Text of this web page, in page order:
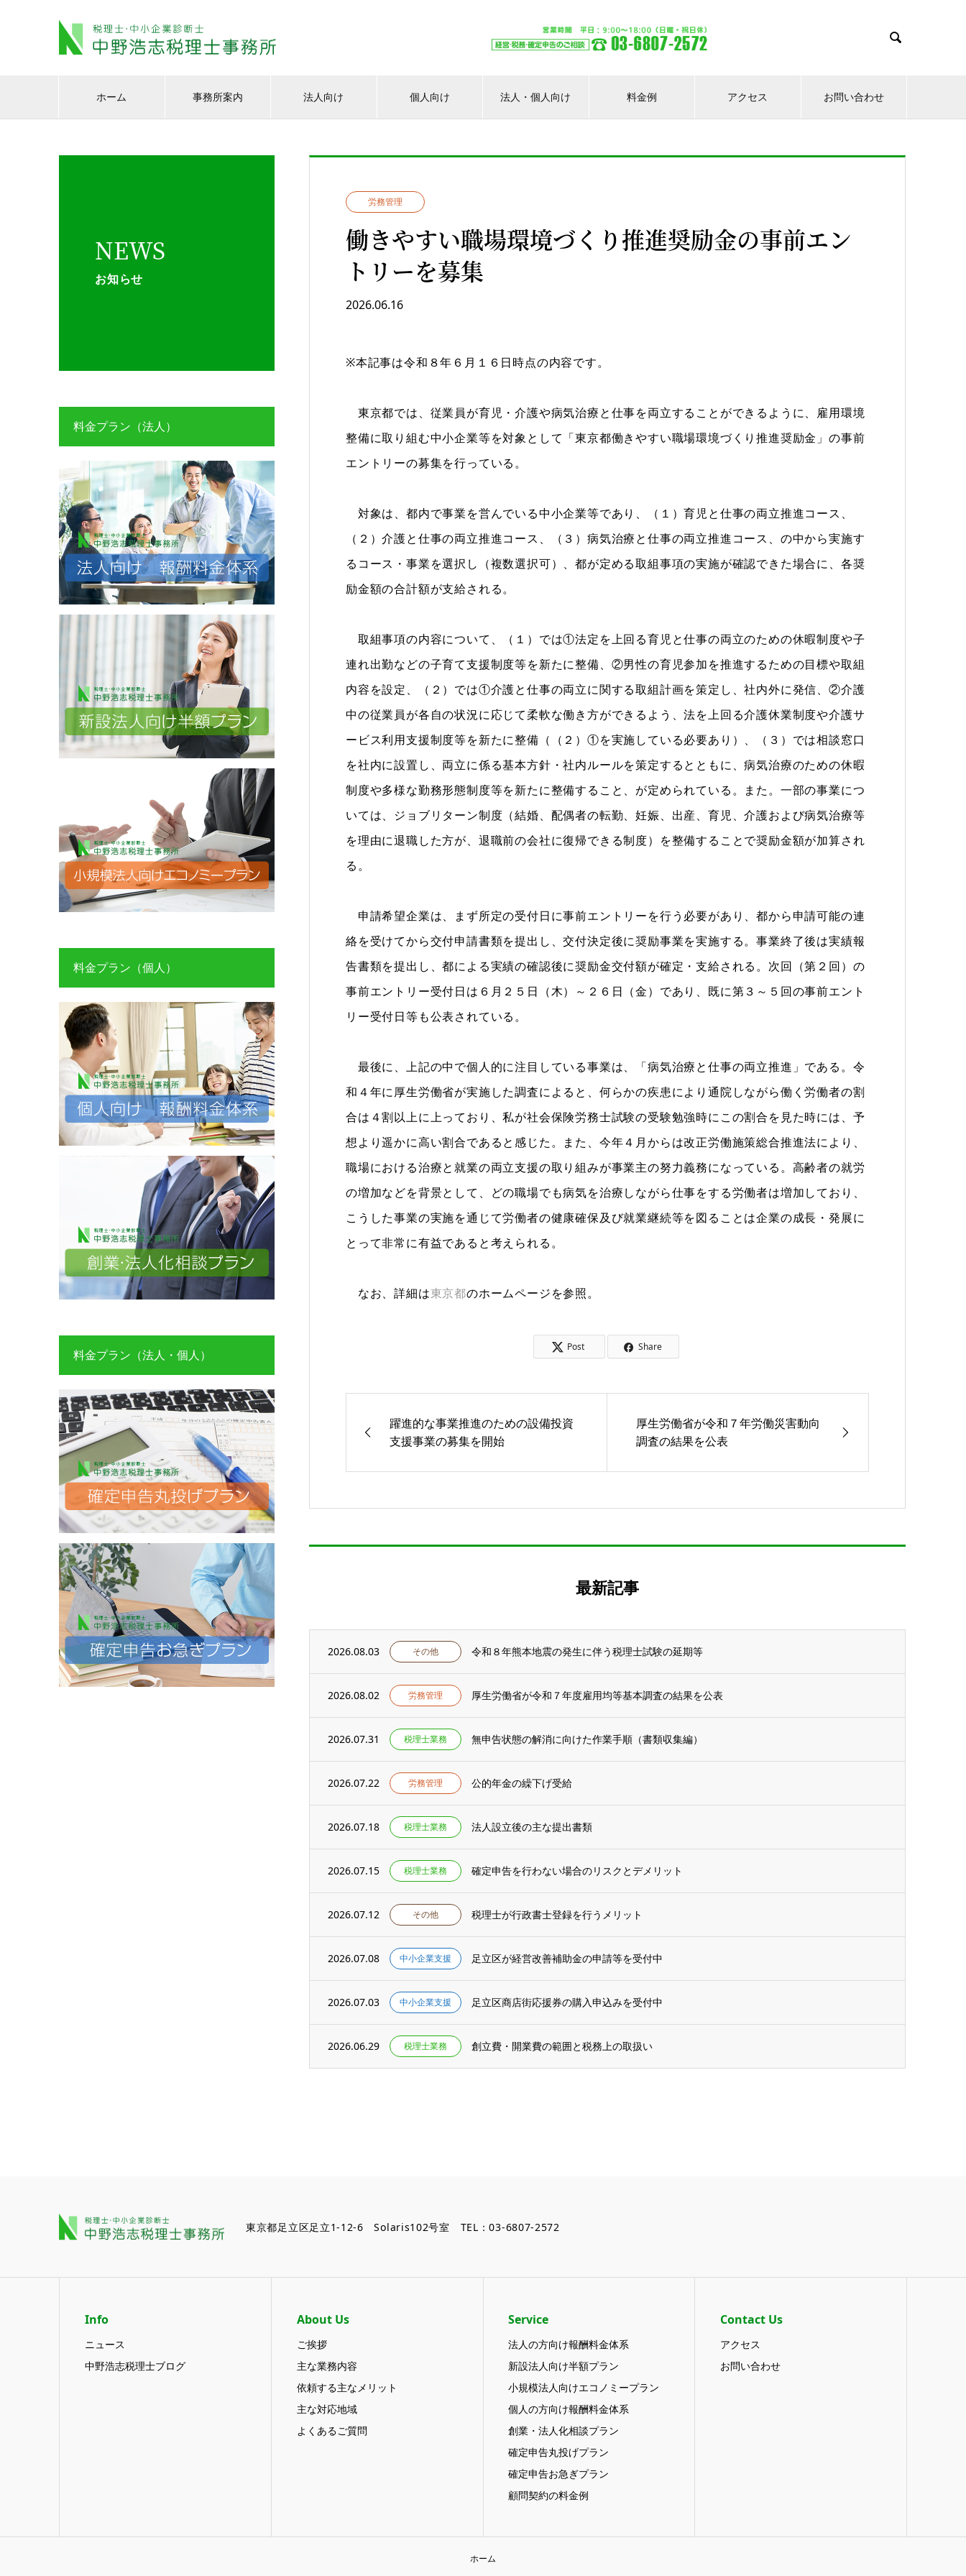

ホーム 事務所案内 法人向け 個人向け 法人・個人向け 料金例 アクセス お問い合わせ
NEWS
お知らせ
労務管理
働きやすい職場環境づくり推進奨励金の事前エン
トリーを募集
2026.06.16
※本記事は令和８年６月１６日時点の内容です。
東京都では、従業員が育児・介護や病気治療と仕事を両立することができるように、雇用環境
整備に取り組む中小企業等を対象として「東京都働きやすい職場環境づくり推進奨励金」の事前
エントリーの募集を行っている。
対象は、都内で事業を営んでいる中小企業等であり、（１）育児と仕事の両立推進コース、
（２）介護と仕事の両立推進コース、（３）病気治療と仕事の両立推進コース、の中から実施す
るコース・事業を選択し（複数選択可）、都が定める取組事項の実施が確認できた場合に、各奨
励金額の合計額が支給される。
取組事項の内容について、（１）では①法定を上回る育児と仕事の両立のための休暇制度や子
連れ出勤などの子育て支援制度等を新たに整備、②男性の育児参加を推進するための目標や取組
内容を設定、（２）では①介護と仕事の両立に関する取組計画を策定し、社内外に発信、②介護
中の従業員が各自の状況に応じて柔軟な働き方ができるよう、法を上回る介護休業制度や介護サ
ービス利用支援制度等を新たに整備（（２）①を実施している必要あり）、（３）では相談窓口
を社内に設置し、両立に係る基本方針・社内ルールを策定するとともに、病気治療のための休暇
制度や多様な勤務形態制度等を新たに整備すること、が定められている。また。一部の事業につ
いては、ジョブリターン制度（結婚、配偶者の転勤、妊娠、出産、育児、介護および病気治療等
を理由に退職した方が、退職前の会社に復帰できる制度）を整備することで奨励金額が加算され
る。
申請希望企業は、まず所定の受付日に事前エントリーを行う必要があり、都から申請可能の連
絡を受けてから交付申請書類を提出し、交付決定後に奨励事業を実施する。事業終了後は実績報
告書類を提出し、都による実績の確認後に奨励金交付額が確定・支給される。次回（第２回）の
事前エントリー受付日は６月２５日（木）～２６日（金）であり、既に第３～５回の事前エント
リー受付日等も公表されている。
最後に、上記の中で個人的に注目している事業は、「病気治療と仕事の両立推進」である。令
和４年に厚生労働省が実施した調査によると、何らかの疾患により通院しながら働く労働者の割
合は４割以上に上っており、私が社会保険労務士試験の受験勉強時にこの割合を見た時には、予
想より遥かに高い割合であると感じた。また、今年４月からは改正労働施策総合推進法により、
職場における治療と就業の両立支援の取り組みが事業主の努力義務になっている。高齢者の就労
の増加などを背景として、どの職場でも病気を治療しながら仕事をする労働者は増加しており、
こうした事業の実施を通じて労働者の健康確保及び就業継続等を図ることは企業の成長・発展に
とって非常に有益であると考えられる。
なお、詳細は東京都のホームページを参照。
Post Share
躍進的な事業推進のための設備投資
支援事業の募集を開始
厚生労働省が令和７年労働災害動向
調査の結果を公表
最新記事
2026.08.03 その他 令和８年熊本地震の発生に伴う税理士試験の延期等
2026.08.02 労務管理 厚生労働省が令和７年度雇用均等基本調査の結果を公表
2026.07.31 税理士業務 無申告状態の解消に向けた作業手順（書類収集編）
2026.07.22 労務管理 公的年金の繰下げ受給
2026.07.18 税理士業務 法人設立後の主な提出書類
2026.07.15 税理士業務 確定申告を行わない場合のリスクとデメリット
2026.07.12 その他 税理士が行政書士登録を行うメリット
2026.07.08 中小企業支援 足立区が経営改善補助金の申請等を受付中
2026.07.03 中小企業支援 足立区商店街応援券の購入申込みを受付中
2026.06.29 税理士業務 創立費・開業費の範囲と税務上の取扱い
料金プラン（法人）
料金プラン（個人）
料金プラン（法人・個人）
東京都足立区足立1-12-6 Solaris102号室 TEL：03-6807-2572
Info
ニュース
中野浩志税理士ブログ
About Us
ご挨拶
主な業務内容
依頼する主なメリット
主な対応地域
よくあるご質問
Service
法人の方向け報酬料金体系
新設法人向け半額プラン
小規模法人向けエコノミープラン
個人の方向け報酬料金体系
創業・法人化相談プラン
確定申告丸投げプラン
確定申告お急ぎプラン
顧問契約の料金例
Contact Us
アクセス
お問い合わせ
ホーム